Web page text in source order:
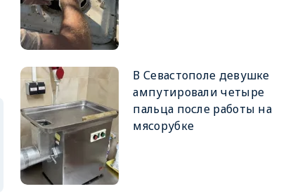
В Севастополе девушке
ампутировали четыре
пальца после работы на
мясорубке